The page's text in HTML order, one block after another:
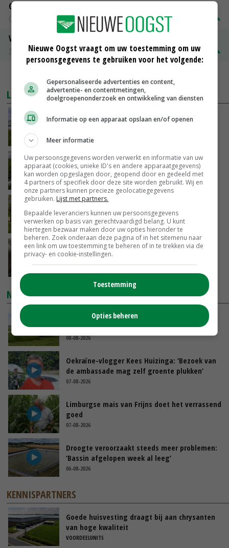
Gerst
Groningen
€ 197,00
Volle melkpoeder
Zuivel NL
€ 345,00 € 20,00
LAATSTE NIEUWS
Delfland onderzoekt mogelijkheden om
VANDAAG, 12:23
‘Iedere keer wil je het beter doen’
VANDAAG, 10:03
Hoeve Schaffersberg: basis voor vindingrijke
verbreders
VANDAAG, 06:05
‘Samenwerking A-ware en Amalthea gaat
zorgen voor meer balans’
NIEUWSTE VIDEO'S
POAH!: John Deere 7730
08-08-2026
Oekraïne-vlogger Kees Huizinga: ‘Bezoek van
de ambassade mag zelf groente plukken’
07-08-2026
Limburgse mais van Frijns doet het verrassend
goed
07-08-2026
Droogte veroorzaakt steeds meer problemen:
‘Bassin afgelopen week al leeg’
06-08-2026
KENNISPARTNERS
Goede huisvesting draagt bij aan chrysanten
van hoge kwaliteit
VOORDEELUNITS
Nieuwe Oogst vraagt om uw toestemming om uw
persoonsgegevens te gebruiken voor het volgende:
Gepersonaliseerde advertenties en content,
advertentie- en contentmetingen,
doelgroepenonderzoek en ontwikkeling van diensten
Informatie op een apparaat opslaan en/of openen
Meer informatie
Uw persoonsgegevens worden verwerkt en informatie van uw
apparaat (cookies, unieke ID's en andere apparaatgegevens)
kan worden opgeslagen door, geopend door en gedeeld met
4 partners of specifiek door deze site worden gebruikt. Wij en
onze partners kunnen precieze geolocatiegegevens
gebruiken. Lijst met partners.
Bepaalde leveranciers kunnen uw persoonsgegevens
verwerken op basis van gerechtvaardigd belang. U kunt
hiertegen bezwaar maken door uw opties hieronder te
beheren. Zoek onderaan deze pagina of in het sitemenu naar
een link om uw toestemming te beheren of in te trekken via de
privacy- en cookie-instellingen.
Toestemming
Opties beheren